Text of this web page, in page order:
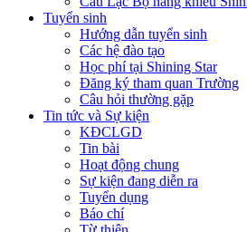
Tuyển sinh
Hướng dẫn tuyển sinh
Các hệ đào tạo
Học phí tại Shining Star
Đăng ký tham quan Trường
Câu hỏi thường gặp
Tin tức và Sự kiện
KĐCLGD
Tin bài
Hoạt động chung
Sự kiện đang diễn ra
Tuyển dụng
Báo chí